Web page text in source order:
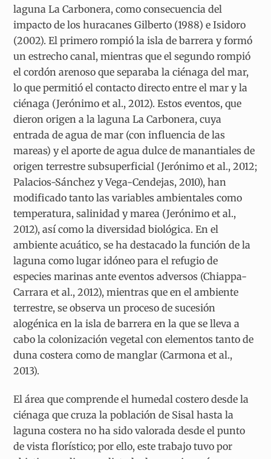
laguna La Carbonera, como consecuencia del
impacto de los huracanes Gilberto (1988) e Isidoro
(2002). El primero rompió la isla de barrera y formó
un estrecho canal, mientras que el segundo rompió
el cordón arenoso que separaba la ciénaga del mar,
lo que permitió el contacto directo entre el mar y la
ciénaga (Jerónimo et al., 2012). Estos eventos, que
dieron origen a la laguna La Carbonera, cuya
entrada de agua de mar (con influencia de las
mareas) y el aporte de agua dulce de manantiales de
origen terrestre subsuperficial (Jerónimo et al., 2012;
Palacios-Sánchez y Vega-Cendejas, 2010), han
modificado tanto las variables ambientales como
temperatura, salinidad y marea (Jerónimo et al.,
2012), así como la diversidad biológica. En el
ambiente acuático, se ha destacado la función de la
laguna como lugar idóneo para el refugio de
especies marinas ante eventos adversos (Chiappa-
Carrara et al., 2012), mientras que en el ambiente
terrestre, se observa un proceso de sucesión
alogénica en la isla de barrera en la que se lleva a
cabo la colonización vegetal con elementos tanto de
duna costera como de manglar (Carmona et al.,
2013).
El área que comprende el humedal costero desde la
ciénaga que cruza la población de Sisal hasta la
laguna costera no ha sido valorada desde el punto
de vista florístico; por ello, este trabajo tuvo por